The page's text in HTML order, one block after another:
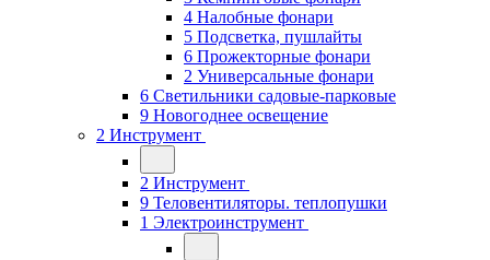
4 Налобные фонари
5 Подсветка, пушлайты
6 Прожекторные фонари
2 Универсальные фонари
6 Светильники садовые-парковые
9 Новогоднее освещение
2 Инструмент
2 Инструмент
9 Теловентиляторы. теплопушки
1 Электроинструмент